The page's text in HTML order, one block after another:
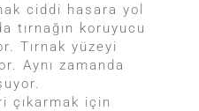
ciddi hasara yol
tırnağın koruyucu
Tırnak yüzeyi
Aynı zamanda
çıkarmak için